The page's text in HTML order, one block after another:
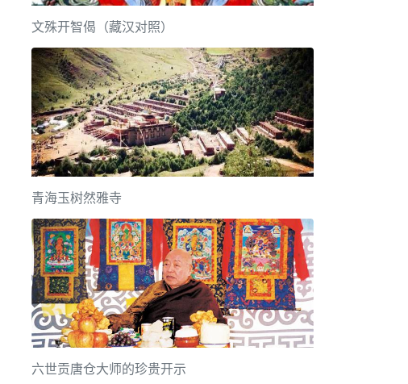
文殊开智偈（藏汉对照）
青海玉树然雅寺
六世贡唐仓大师的珍贵开示